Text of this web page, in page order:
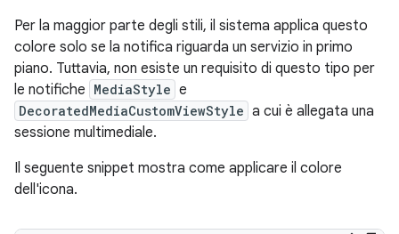
Per la maggior parte degli stili, il sistema applica questo
colore solo se la notifica riguarda un servizio in primo
piano. Tuttavia, non esiste un requisito di questo tipo per
le notifiche MediaStyle e
DecoratedMediaCustomViewStyle a cui è allegata una
sessione multimediale.
Il seguente snippet mostra come applicare il colore
dell'icona.